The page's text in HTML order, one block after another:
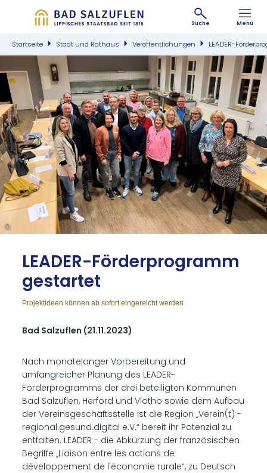
Suche Menü
Startseite Stadt und Rathaus Veröffentlichungen LEADER-
©
LEA­DER-För­der­pro­gramm
ge­star­tet
Projektideen können ab sofort eingereicht werden
Bad Salzuflen (21.11.2023)
Nach monatelanger Vorbereitung und
umfangreicher Planung des LEADER-
Förderprogramms der drei beteiligten Kommunen
Bad Salzuflen, Herford und Vlotho sowie dem Aufbau
der Vereinsgeschäftsstelle ist die Region „Verein(t) -
regional.gesund.digital e.V.“ bereit ihr Potenzial zu
entfalten. LEADER - die Abkürzung der französischen
Begriffe „Liaison entre les actions de
développement de l'économie rurale“, zu Deutsch